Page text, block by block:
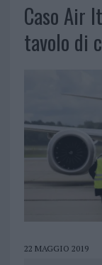
Caso Air
tavolo di
22 MAGGIO 2019